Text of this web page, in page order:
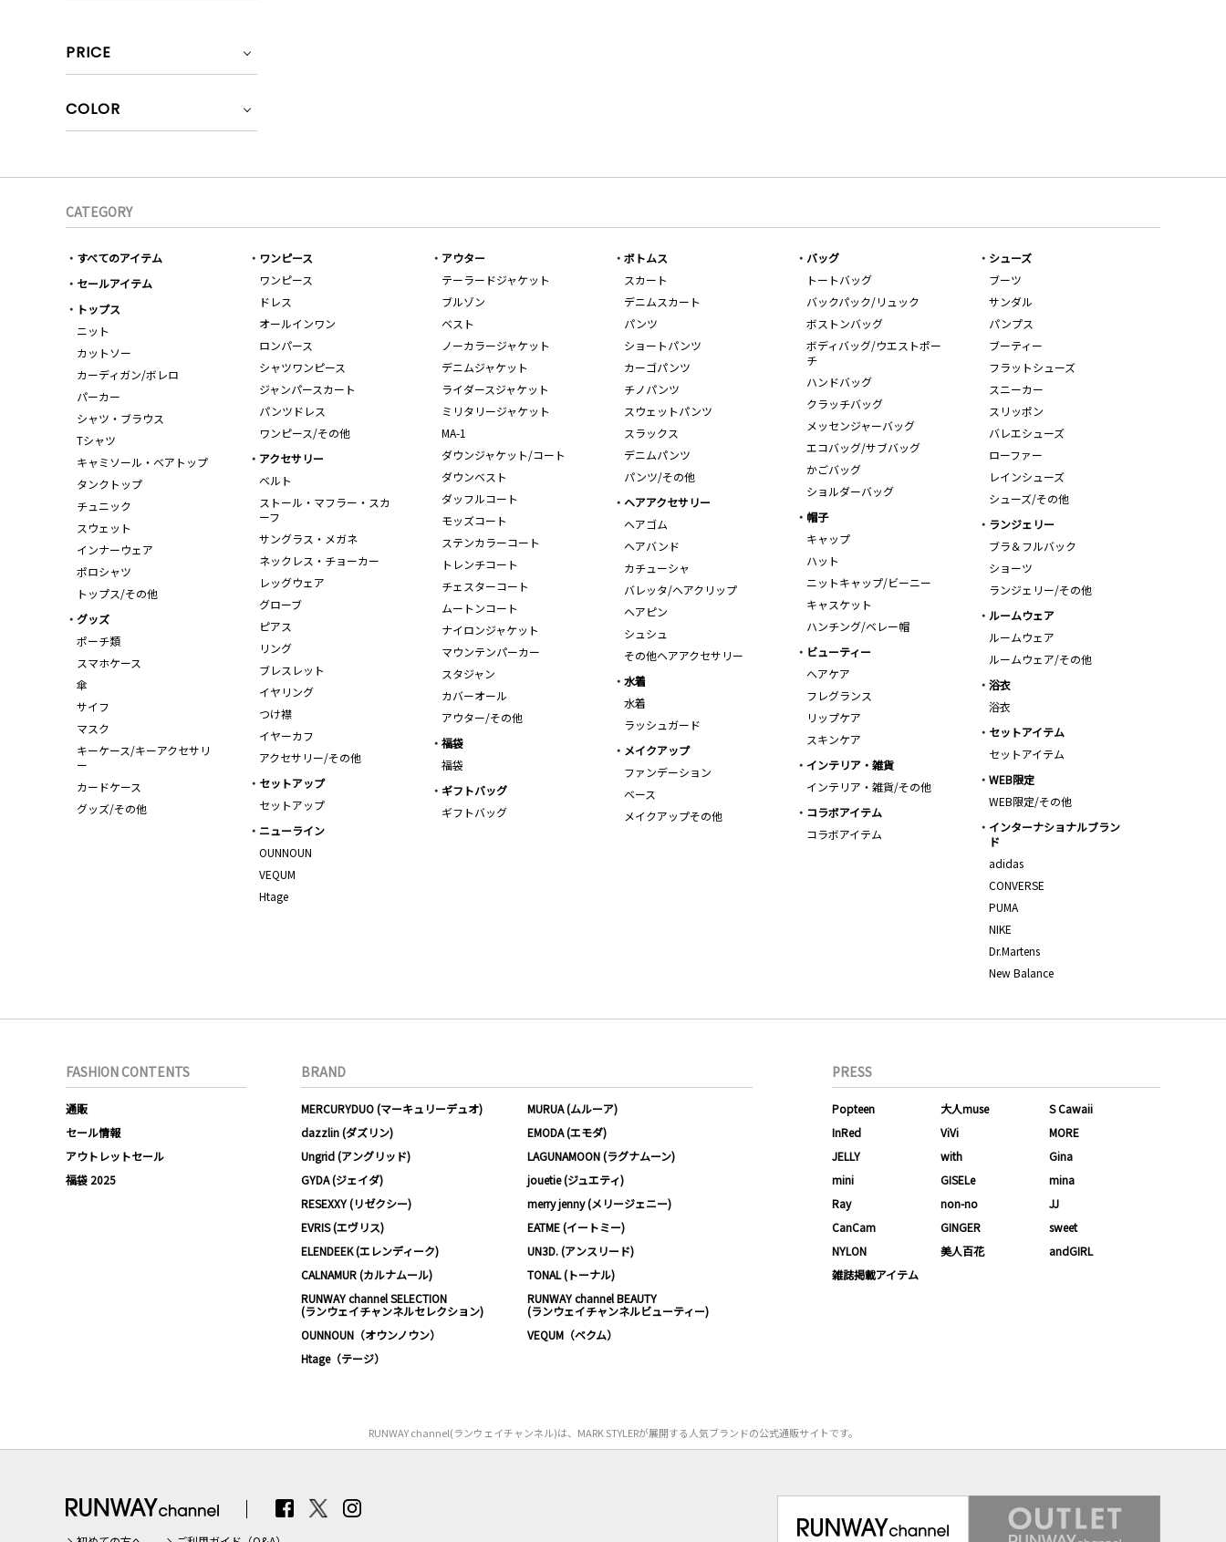
PRICE
COLOR
CATEGORY
すべてのアイテム
セールアイテム
トップス
ニット
カットソー
カーディガン/ボレロ
パーカー
シャツ・ブラウス
Tシャツ
キャミソール・ベアトップ
タンクトップ
チュニック
スウェット
インナーウェア
ポロシャツ
トップス/その他
ワンピース
ワンピース
ドレス
オールインワン
ロンパース
シャツワンピース
ジャンパースカート
パンツドレス
ワンピース/その他
アウター
テーラードジャケット
ブルゾン
ベスト
ノーカラージャケット
デニムジャケット
ライダースジャケット
ミリタリージャケット
MA-1
ダウンジャケット/コート
ダウンベスト
ダッフルコート
モッズコート
ステンカラーコート
トレンチコート
チェスターコート
ムートンコート
ナイロンジャケット
マウンテンパーカー
スタジャン
カバーオール
アウター/その他
ボトムス
スカート
デニムスカート
パンツ
ショートパンツ
カーゴパンツ
チノパンツ
スウェットパンツ
スラックス
デニムパンツ
パンツ/その他
バッグ
トートバッグ
バックパック/リュック
ボストンバッグ
ボディバッグ/ウエストポー
チ
ハンドバッグ
クラッチバッグ
メッセンジャーバッグ
エコバッグ/サブバッグ
かごバッグ
ショルダーバッグ
シューズ
ブーツ
サンダル
パンプス
ブーティー
フラットシューズ
スニーカー
スリッポン
バレエシューズ
ローファー
レインシューズ
シューズ/その他
アクセサリー
ベルト
ストール・マフラー・スカ
ーフ
サングラス・メガネ
ネックレス・チョーカー
レッグウェア
グローブ
ピアス
リング
ブレスレット
イヤリング
つけ襟
イヤーカフ
アクセサリー/その他
ヘアアクセサリー
ヘアゴム
ヘアバンド
カチューシャ
バレッタ/ヘアクリップ
ヘアピン
シュシュ
その他ヘアアクセサリー
帽子
キャップ
ハット
ニットキャップ/ビーニー
キャスケット
ハンチング/ベレー帽
ランジェリー
ブラ＆フルバック
ショーツ
ランジェリー/その他
ルームウェア
ルームウェア
ルームウェア/その他
グッズ
ポーチ類
スマホケース
傘
サイフ
マスク
キーケース/キーアクセサリ
ー
カードケース
グッズ/その他
ビューティー
ヘアケア
フレグランス
リップケア
スキンケア
水着
水着
ラッシュガード
浴衣
浴衣
セットアイテム
セットアイテム
福袋
福袋
メイクアップ
ファンデーション
ベース
メイクアップその他
インテリア・雑貨
インテリア・雑貨/その他
WEB限定
WEB限定/その他
セットアップ
セットアップ
ギフトバッグ
ギフトバッグ
コラボアイテム
コラボアイテム
インターナショナルブラン
ド
adidas
CONVERSE
PUMA
NIKE
Dr.Martens
New Balance
ニューライン
OUNNOUN
VEQUM
Htage
FASHION CONTENTS
通販
セール情報
アウトレットセール
福袋 2025
BRAND
MERCURYDUO (マーキュリーデュオ)
MURUA (ムルーア)
dazzlin (ダズリン)
EMODA (エモダ)
Ungrid (アングリッド)
LAGUNAMOON (ラグナムーン)
GYDA (ジェイダ)
jouetie (ジュエティ)
RESEXXY (リゼクシー)
merry jenny (メリージェニー)
EVRIS (エヴリス)
EATME (イートミー)
ELENDEEK (エレンディーク)
UN3D. (アンスリード)
CALNAMUR (カルナムール)
TONAL (トーナル)
RUNWAY channel SELECTION
(ランウェイチャンネルセレクション)
RUNWAY channel BEAUTY
(ランウェイチャンネルビューティー)
OUNNOUN（オウンノウン）
VEQUM（ベクム）
Htage（テージ）
PRESS
Popteen 大人muse
S Cawaii
InRed
ViVi
MORE
JELLY
with
Gina
mini
GISELe
mina
Ray
non-no
JJ
CanCam
GINGER
sweet
NYLON
美人百花
andGIRL
雑誌掲載アイテム
RUNWAY channel(ランウェイチャンネル)は、MARK STYLERが展開する人気ブランドの公式通販サイトです。